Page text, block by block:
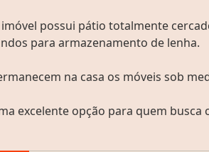
imóvel possui pátio totalmente
para armazenamento de lenha.
na casa os móveis sob
excelente opção para quem